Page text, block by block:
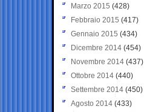
Marzo 2015 (428)
Febbraio 2015 (417)
Gennaio 2015 (434)
Dicembre 2014 (454)
Novembre 2014 (437)
Ottobre 2014 (440)
Settembre 2014 (450)
Agosto 2014 (433)